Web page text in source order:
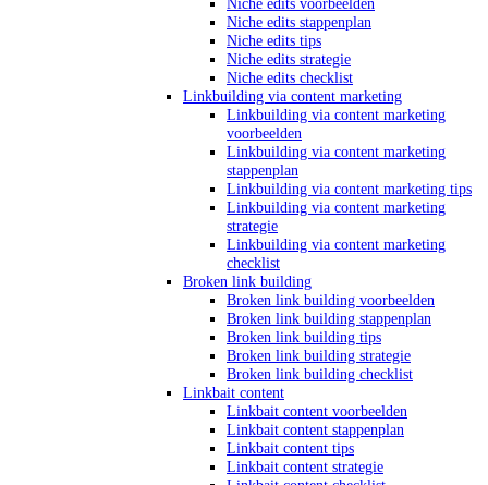
Niche edits stappenplan
Niche edits tips
Niche edits strategie
Niche edits checklist
Linkbuilding via content marketing
Linkbuilding via content marketing
voorbeelden
Linkbuilding via content marketing
stappenplan
Linkbuilding via content marketing tips
Linkbuilding via content marketing
strategie
Linkbuilding via content marketing
checklist
Broken link building
Broken link building voorbeelden
Broken link building stappenplan
Broken link building tips
Broken link building strategie
Broken link building checklist
Linkbait content
Linkbait content voorbeelden
Linkbait content stappenplan
Linkbait content tips
Linkbait content strategie